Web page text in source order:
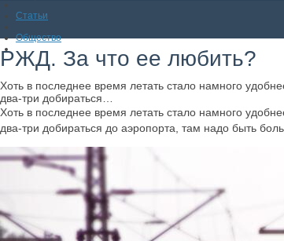
Статьи
Общество
РЖД. За что ее любить?
Хоть в последнее время летать стало намного
два-три добираться…
Хоть в последнее время летать стало намного
два-три добираться до аэропорта, там надо быть